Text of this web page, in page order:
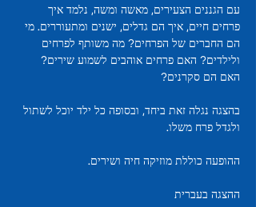
עם הגננים הצעירים, מאשה ומשה, נלמד איך
פרחים חיים, איך הם גדלים, ישנים ומתעוררים. מי
הם החברים של הפרחים? מה משותף לפרחים
ולילדים? האם פרחים אוהבים לשמוע שירים?
האם הם סקרנים?
בהצגה נגלה זאת ביחד, ובסופה כל ילד יוכל לשתול
ולגדל פרח משלו.
ההופעה כוללת מוזיקה חיה ושירים.
ההצגה בעברית